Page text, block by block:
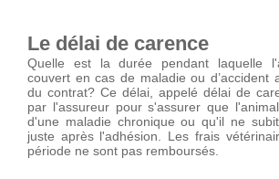
Le délai de carence
Quelle est la durée pendant laquelle
couvert en cas de maladie ou d’accident
du contrat? Ce délai, appelé délai de
par l'assureur pour s'assurer que
d'une maladie chronique ou qu'il ne
juste après l'adhésion. Les frais
période ne sont pas remboursés.